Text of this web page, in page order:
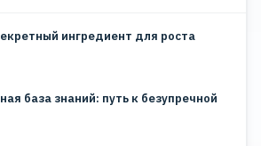
ингредиент для роста
база знаний: путь к безупречной